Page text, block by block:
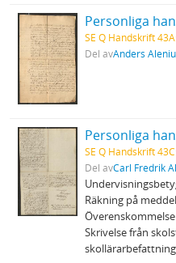
SE Q Handskrift
Del avAnders
Personliga
SE Q Handskrift
Del avCarl Fredrik
Räkning på
Skrivelse från